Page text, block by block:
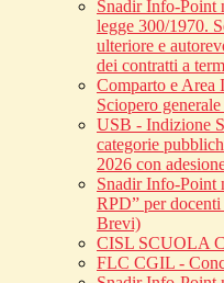
Snadir Info-Point
legge 300/1970.
ulteriore e
dei contratti a
Comparto e Area
Sciopero
USB - Indizione
categorie
2026 con
Snadir Info-Point
RPD” per
Brevi)
CISL SCUOLA
FLC CGIL -